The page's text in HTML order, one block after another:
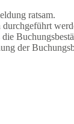
ratsam.
der